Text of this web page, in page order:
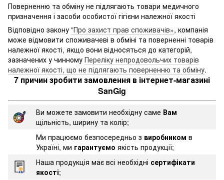
Поверненню та обміну не підлягають товари медичного
призначення і засоби особистої гігієни належної якості
Відповідно закону "Про захист прав споживачів», компанія
може відмовити споживачеві в обміні та поверненні товарів
належної якості, якщо вони відносяться до категорій,
зазначених у чинному Переліку непродовольчих товарів
належної якості, що не підлягають поверненню та обміну.
7 причин зробити замовлення в інтернет-магазині
SanGig
Ви можете замовити необхідну саме Вам
щільність, ширину та колір;
Ми працюємо безпосередньо з виробником в
Україні, ми гарантуємо якість продукції;
Наша продукція має всі необхідні сертифікати
якості;